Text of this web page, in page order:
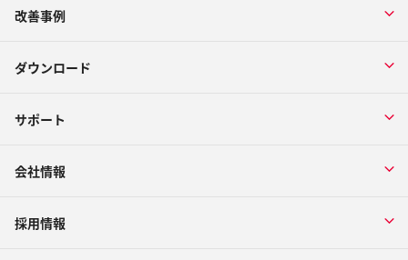
改善事例
ダウンロード
サポート
会社情報
採用情報